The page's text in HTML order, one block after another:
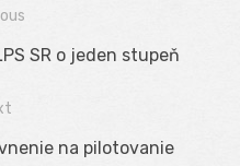
SR o jeden stupeň
na pilotovanie